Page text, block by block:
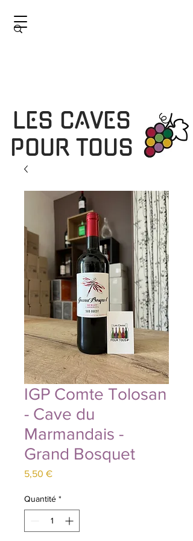
LES CAVES
POUR TOUS
IGP Comte Tolosan
- Cave du
Marmandais -
Grand Bosquet
5,50 €Prix
Quantité *